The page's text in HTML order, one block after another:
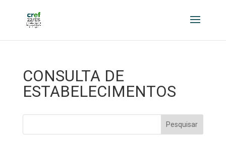
CONSULTA DE
ESTABELECIMENTOS